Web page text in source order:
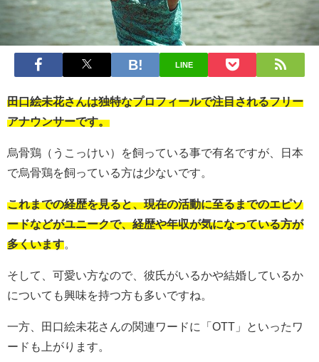
LINE
田口絵未花さんは独特なプロフィールで注目されるフリー
アナウンサーです。
烏骨鶏（うこっけい）を飼っている事で有名ですが、日本
で烏骨鶏を飼っている方は少ないです。
これまでの経歴を見ると、現在の活動に至るまでのエピソ
ードなどがユニークで、経歴や年収が気になっている方が
多くいます
そして、可愛い方なので、彼氏がいるかや結婚しているか
についても興味を持つ方も多いですね。
一方、田口絵未花さんの関連ワードに「OTT」といったワ
ードも上がります。